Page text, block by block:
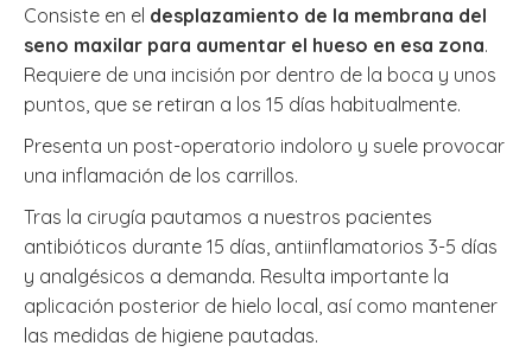
Consiste en el desplazamiento de la membrana del
seno maxilar para aumentar el hueso en esa zona.
Requiere de una incisión por dentro de la boca y unos
puntos, que se retiran a los 15 días habitualmente.
Presenta un post-operatorio indoloro y suele provocar
una inflamación de los carrillos.
Tras la cirugía pautamos a nuestros pacientes
antibióticos durante 15 días, antiinflamatorios 3-5 días
y analgésicos a demanda. Resulta importante la
aplicación posterior de hielo local, así como mantener
las medidas de higiene pautadas.